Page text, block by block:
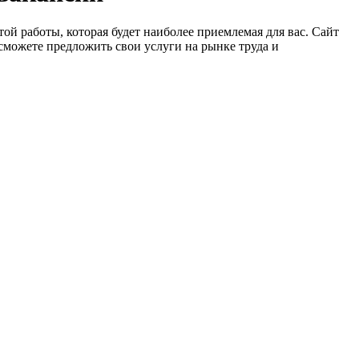
работы, которая будет наиболее приемлемая для вас. Сайт
предложить свои услуги на рынке труда и